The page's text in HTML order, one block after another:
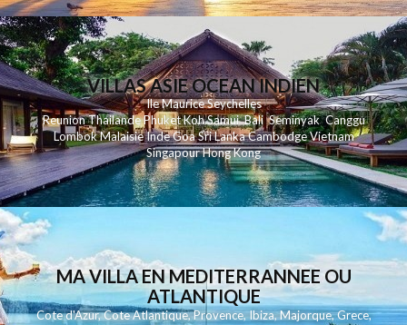
VILLAS ASIE OCEAN INDIEN
Ile MauriceSeychelles
ReunionThailandePhuketKohSamui Bali SeminyakCanggu
LombokMalaisieIndeGoaSri LankaCambodgeVietnam
SingapourHong Kong
MA VILLA EN MEDITERRANNEE OU
ATLANTIQUE
Cote d'Azur,Cote Atlantique,Provence,Ibiza,Majorque,Grece,